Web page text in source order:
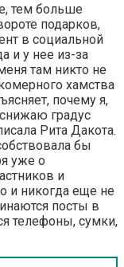
тем больше
подарков,
в социальной
и у нее из-за
там никто не
хамства
почему я,
градус
Рита Дакота.
бы
уже о
и
и никогда еще не
посты в
телефоны, сумки,